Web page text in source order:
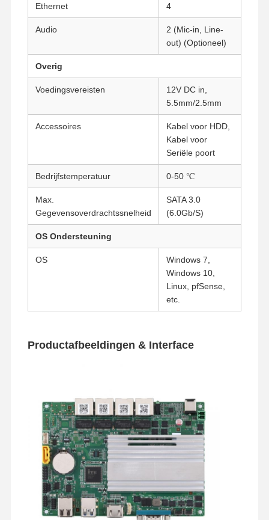
Firewall-moederbord
Ethernet 4
Audio
2 (Mic-in, Line-
out) (Optioneel)
Overig
Voedingsvereisten
12V DC in,
5.5mm/2.5mm
Accessoires
Kabel voor HDD,
Kabel voor
Seriële poort
Bedrijfstemperatuur 0-50 ℃
Max.
Gegevensoverdrachtssnelheid
SATA 3.0
(6.0Gb/S)
OS Ondersteuning
OS
Windows 7,
Windows 10,
Linux, pfSense,
etc.
Productafbeeldingen & Interface